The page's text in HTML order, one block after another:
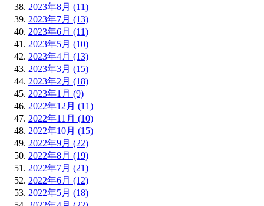
2023年8月 (11)
2023年7月 (13)
2023年6月 (11)
2023年5月 (10)
2023年4月 (13)
2023年3月 (15)
2023年2月 (18)
2023年1月 (9)
2022年12月 (11)
2022年11月 (10)
2022年10月 (15)
2022年9月 (22)
2022年8月 (19)
2022年7月 (21)
2022年6月 (12)
2022年5月 (18)